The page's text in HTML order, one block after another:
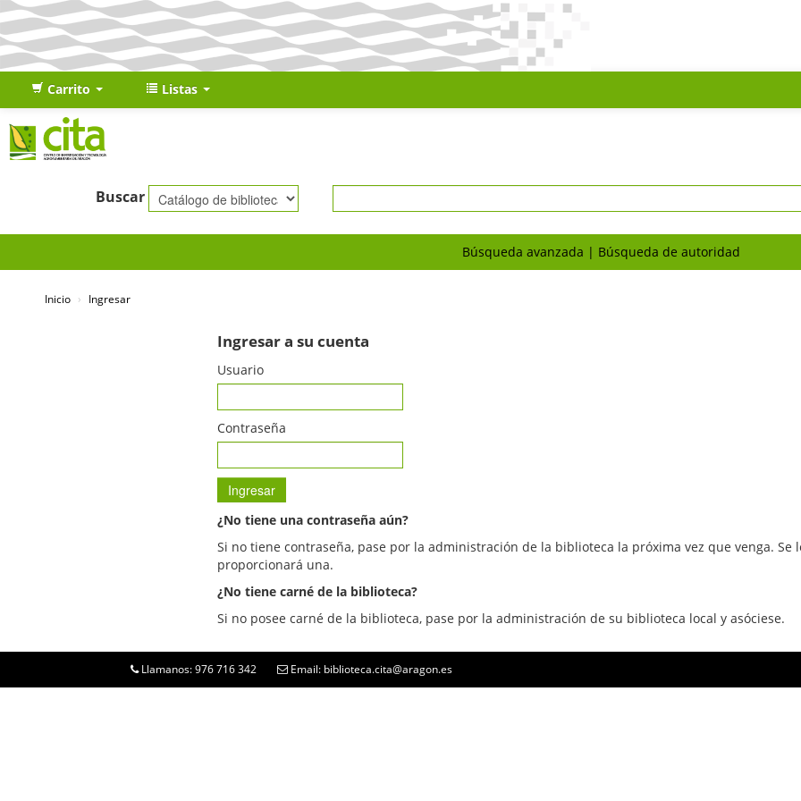
Carrito Listas
Buscar
Búsqueda avanzada Búsqueda de autoridad
Inicio › Ingresar
Ingresar a su cuenta
Usuario
Contraseña
¿No tiene una contraseña aún?
Si no tiene contraseña, pase por la administración de la biblioteca la próxima vez que venga. Se
proporcionará una.
¿No tiene carné de la biblioteca?
Si no posee carné de la biblioteca, pase por la administración de su biblioteca local y asóciese.
Llamanos: 976 716 342 Email: biblioteca.cita@aragon.es